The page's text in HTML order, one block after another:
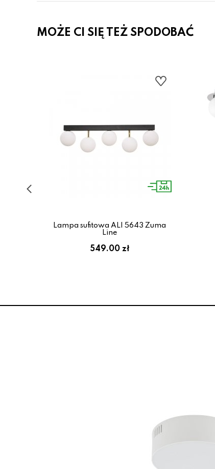
MOŻE CI SIĘ TEŻ SPODOBAĆ
Lampa sufitowa ALI 5643 Zuma
Line
549.00 zł